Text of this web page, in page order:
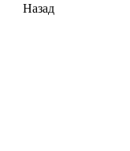
Назад